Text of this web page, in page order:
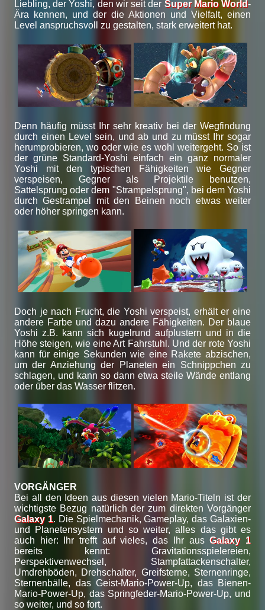
Liebling, der Yoshi, den wir seit der Super Mario World-
Ära kennen, und der die Aktionen und Vielfalt, einen
Level anspruchsvoll zu gestalten, stark erweitert hat.
Denn häufig müsst Ihr sehr kreativ bei der Wegfindung
durch einen Level sein, und ab und zu müsst Ihr sogar
herumprobieren, wo oder wie es wohl weitergeht. So ist
der grüne Standard-Yoshi einfach ein ganz normaler
Yoshi mit den typischen Fähigkeiten wie Gegner
verspeisen, Gegner als Projektile benutzen,
Sattelsprung oder dem "Strampelsprung", bei dem Yoshi
durch Gestrampel mit den Beinen noch etwas weiter
oder höher springen kann.
Doch je nach Frucht, die Yoshi verspeist, erhält er eine
andere Farbe und dazu andere Fähigkeiten. Der blaue
Yoshi z.B. kann sich kugelrund aufplustern und in die
Höhe steigen, wie eine Art Fahrstuhl. Und der rote Yoshi
kann für einige Sekunden wie eine Rakete abzischen,
um der Anziehung der Planeten ein Schnippchen zu
schlagen, und kann so dann etwa steile Wände entlang
oder über das Wasser flitzen.
VORGÄNGER
Bei all den Ideen aus diesen vielen Mario-Titeln ist der
wichtigste Bezug natürlich der zum direkten Vorgänger
Galaxy 1. Die Spielmechanik, Gameplay, das Galaxien-
und Planetensystem und so weiter, alles das gibt es
auch hier: Ihr trefft auf vieles, das Ihr ausGalaxy 1
bereits kennt: Gravitationsspielereien,
Perspektivenwechsel, Stampfattackenschalter,
Umdrehböden, Drehschalter, Greifsterne, Sternenringe,
Sternenbälle, das Geist-Mario-Power-Up, das Bienen-
Mario-Power-Up, das Springfeder-Mario-Power-Up, und
so weiter, und so fort.